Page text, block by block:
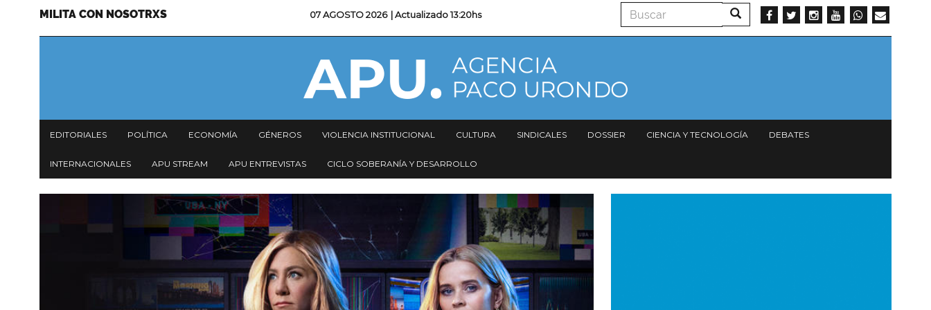
Menu
MILITA CON NOSOTRXS 07 AGOSTO 2026 | Actualizado13:20hs Buscar Buscar
Navegación
principal
EDITORIALES POLÍTICA ECONOMÍA GÉNEROS VIOLENCIA INSTITUCIONAL CULTURA SINDICALES DOSSIER CIENCIA Y TECNOLOGÍA DEBATES
INTERNACIONALES APU STREAM APU ENTREVISTAS CICLO SOBERANÍA Y DESARROLLO